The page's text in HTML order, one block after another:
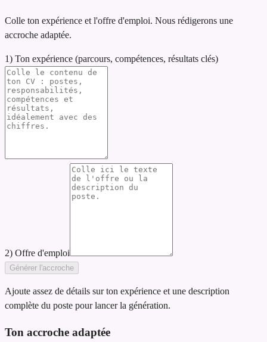
Colle ton expérience et l'offre d'emploi. Nous rédigerons une
accroche adaptée.
1) Ton expérience (parcours, compétences, résultats clés)
2) Offre d'emploi
Générer l'accroche
Ajoute assez de détails sur ton expérience et une description
complète du poste pour lancer la génération.
Ton accroche adaptée